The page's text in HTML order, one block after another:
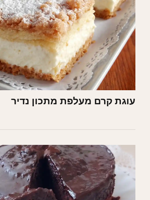
עוגת קרם מעלפת מתכון נדיר